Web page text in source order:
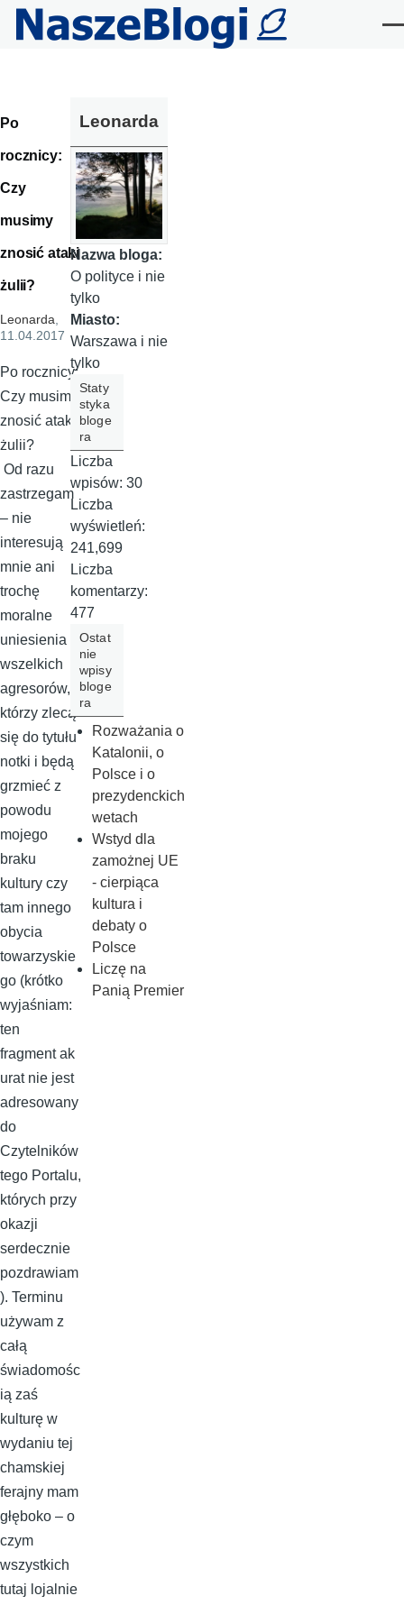
Przejdź do treści
Po
rocznicy:
Czy
musimy
znosić ataki
żulii?
Leonarda,
11.04.2017
Po rocznicy:
Czy musimy
znosić ataki
żulii?
Od razu
zastrzegam
– nie
interesują
mnie ani
trochę
moralne
uniesienia
wszelkich
agresorów,
którzy zlecą
się do tytułu
notki i będą
grzmieć z
powodu
mojego
braku
kultury czy
tam innego
obycia
towarzyskie
go (krótko
wyjaśniam:
ten
fragment ak
urat nie jest
adresowany
do
Czytelników
tego Portalu,
których przy
okazji
serdecznie
pozdrawiam
). Terminu
używam z
całą
świadomośc
ią zaś
kulturę w
wydaniu tej
chamskiej
ferajny mam
głęboko – o
czym
wszystkich
tutaj lojalnie
Leonarda
Nazwa bloga:
O polityce i nie
tylko
Miasto:
Warszawa i nie
tylko
Staty
styka
bloge
ra
Liczba
wpisów: 30
Liczba
wyświetleń:
241,699
Liczba
komentarzy:
477
Ostat
nie
wpisy
bloge
ra
Rozważania o
Katalonii, o
Polsce i o
prezydenckich
wetach
Wstyd dla
zamożnej UE
- cierpiąca
kultura i
debaty o
Polsce
Liczę na
Panią Premier